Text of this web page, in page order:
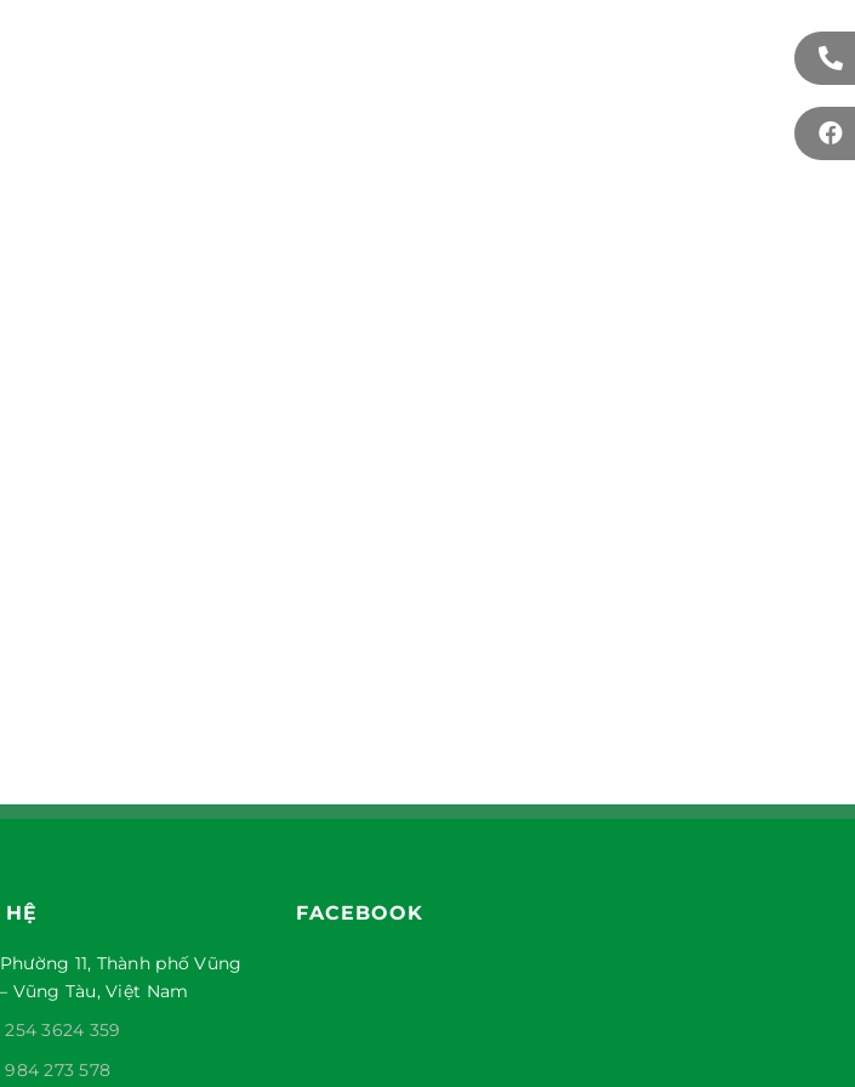
11, Thành phố Vũng
Vũng Tàu, Việt Nam
254 3624 359
984 273 578
FACEBOOK